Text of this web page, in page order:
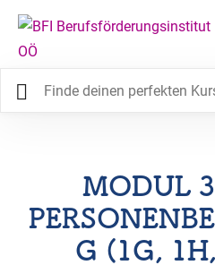
MODUL
G (1G,